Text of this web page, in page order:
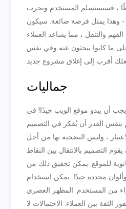
، فسيستسلم المستخدم ويجرب
وهذا يمثل فرصة ضائعة. سيكون
والتنقل ، مما يساعد العملاء
ما كانوا يبحثون عنه وفي نفس
جماليات
أن يبدو موقع الويب جيدًا! في
القدر أن يُفكر في التصميم
، وليس التضحية بها من أجل
التصميم بالانتقال بين النقاط
للموقع. يمكن تحقيق ذلك من
محددة جيدًا. يمكن استخدام
من المستخدم. المظهر العصري
الثقة بين العملاء. الاحتمالات لا